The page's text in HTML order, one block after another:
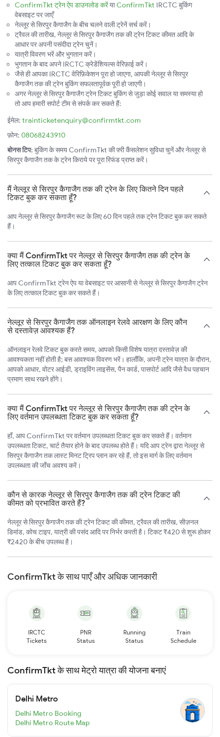
ConfirmTkt ट्रेन ऐप डाउनलोड करेंयाConfirmTkt IRCTC बुकिंग
वेबसाइट पर जाएँ
नेल्लूर से सिरपुर कैगाजैग के बीच चलने वाली ट्रेनें सर्च करें।
ट्रैवल की तारीख, नेल्लूर से सिरपुर कैगाजैग तक की ट्रेन टिकट कीमत आदि के
आधार पर अपनी पसंदीदा ट्रेन चुनें।
यात्री विवरण भरें और भुगतान करें।
भुगतान के बाद अपने IRCTC क्रेडेंशियल्स वेरिफ़ाई करें।
जैसे ही आपका IRCTC वेरिफ़िकेशन पूरा हो जाएगा, आपकी नेल्लूर से सिरपुर
कैगाजैग तक की ट्रेन बुकिंग सफलतापूर्वक पूरी हो जाएगी।
अगर नेल्लूर से सिरपुर कैगाजैग ट्रेन टिकट बुकिंग से जुड़ा कोई सवाल या समस्या हो
तो आप हमारी सपोर्ट टीम से संपर्क कर सकते हैं:
ईमेल: trainticketenquiry@confirmtkt.com
फ़ोन: 08068243910
बोनस टिप: बुकिंग के समय ConfirmTkt की फ़्री कैंसलेशन सुविधा चुनें और नेल्लूर से
सिरपुर कैगाजैग तक के ट्रेन किराये पर पूरा रिफंड प्राप्त करें।
मैं नेल्लूर से सिरपुर कैगाजैग तक की ट्रेन के लिए कितने दिन पहले
टिकट बुक कर सकता हूँ?
आप नेल्लूर से सिरपुर कैगाजैग रूट के लिए 60 दिन पहले तक ट्रेन टिकट बुक कर सकते
हैं।
क्या मैं ConfirmTkt पर नेल्लूर से सिरपुर कैगाजैग तक की ट्रेन के
लिए तत्काल टिकट बुक कर सकता हूँ?
आप ConfirmTkt ट्रेन ऐप या वेबसाइट पर आसानी से नेल्लूर से सिरपुर कैगाजैग ट्रेन
के लिए तत्काल टिकट बुक कर सकते हैं।
नेल्लूर से सिरपुर कैगाजैग तक ऑनलाइन रेलवे आरक्षण के लिए कौन
से दस्तावेज़ आवश्यक हैं?
ऑनलाइन रेलवे टिकट बुक करते समय, आपको किसी विशेष यात्रा दस्तावेज़ की
आवश्यकता नहीं होती है; बस आवश्यक विवरण भरें। हालाँकि, अपनी ट्रेन यात्रा के दौरान,
आपको आधार, वोटर आईडी, ड्राइविंग लाइसेंस, पैन कार्ड, पासपोर्ट आदि जैसे वैध पहचान
प्रमाण साथ रखने होंगे।
क्या मैं ConfirmTkt पर नेल्लूर से सिरपुर कैगाजैग तक की ट्रेन के
लिए वर्तमान उपलब्धता टिकट बुक कर सकता हूँ?
हाँ, आप ConfirmTkt पर वर्तमान उपलब्धता टिकट बुक कर सकते हैं। वर्तमान
उपलब्धता टिकट, चार्ट तैयार होने के बाद उपलब्ध होते हैं। यदि आप ट्रेन द्वारा नेल्लूर से
सिरपुर कैगाजैग तक लास्ट मिनट ट्रिप प्लान कर रहे हैं, तो इस मार्ग के लिए वर्तमान
उपलब्धता की जाँच अवश्य करें।
कौन से कारक नेल्लूर से सिरपुर कैगाजैग तक की ट्रेन टिकट की
कीमत को प्रभावित करते हैं?
नेल्लूर से सिरपुर कैगाजैग तक की ट्रेन टिकट की कीमत, ट्रैवल की तारीख, सीज़नल
डिमांड, कोच टाइप, यात्री की पसंद आदि पर निर्भर करती है। टिकट ₹420 से शुरू होकर
₹2420 के बीच उपलब्ध है।
ConfirmTkt के साथ पाएँ और अधिक जानकारी
IRCTC
Tickets
PNR
Status
Running
Status
Train
Schedule
ConfirmTkt के साथ मेट्रो यात्रा की योजना बनाएं
Delhi Metro
Delhi Metro Booking
Delhi Metro Route Map